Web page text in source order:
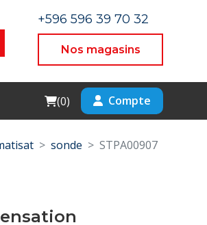
+596 596 39 70 32
Nos magasins
Cart
(0) Compte
sonde STPA00907